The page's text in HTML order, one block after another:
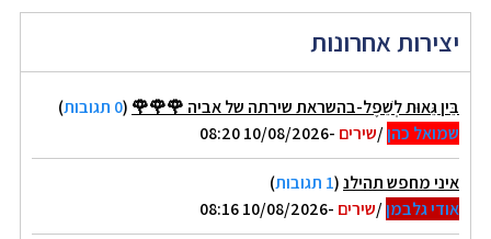
יצירות אחרונות
בֵּין גֵּאוּת לְשֵׁפֶל-בהשראת שירתה של אביה 🌹🌹🌹 (0 תגובות
)
שמואל כהן/שירים -10/08/2026 08:20
איני מחפש תהילנ(1 תגובות
)
אודי גלבמן/שירים -10/08/2026 08:16